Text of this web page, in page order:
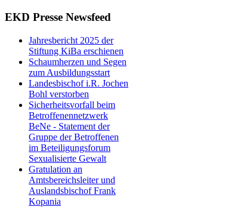
EKD Presse Newsfeed
Jahresbericht 2025 der
Stiftung KiBa erschienen
Schaumherzen und Segen
zum Ausbildungsstart
Landesbischof i.R. Jochen
Bohl verstorben
Sicherheitsvorfall beim
Betroffenennetzwerk
BeNe - Statement der
Gruppe der Betroffenen
im Beteiligungsforum
Sexualisierte Gewalt
Gratulation an
Amtsbereichsleiter und
Auslandsbischof Frank
Kopania